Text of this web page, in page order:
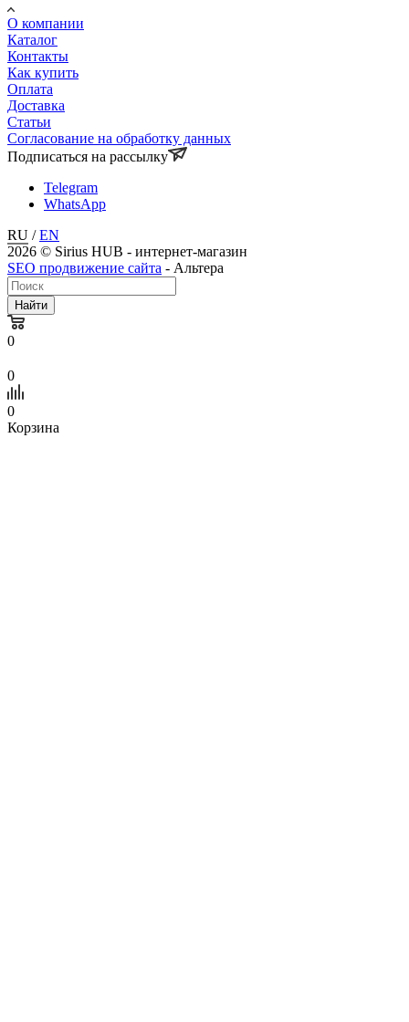
О компании
Каталог
Контакты
Как купить
Оплата
Доставка
Статьи
Согласование на обработку данных
Подписаться на рассылку
Telegram
WhatsApp
RU /EN
2026 © Sirius HUB - интернет-магазин
SEO продвижение сайта - Альтера
Найти
0
0
0
Корзина